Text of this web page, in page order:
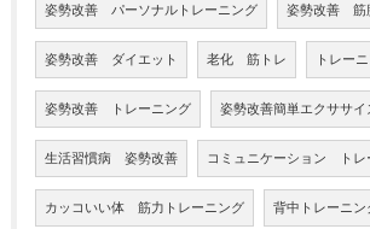
姿勢改善 パーソナルトレーニング 姿勢改善 筋
姿勢改善 ダイエット 老化 筋トレ トレー
姿勢改善 トレーニング 姿勢改善簡単エクササイ
生活習慣病 姿勢改善 コミュニケーション トレ
カッコいい体 筋力トレーニング 背中トレーニン